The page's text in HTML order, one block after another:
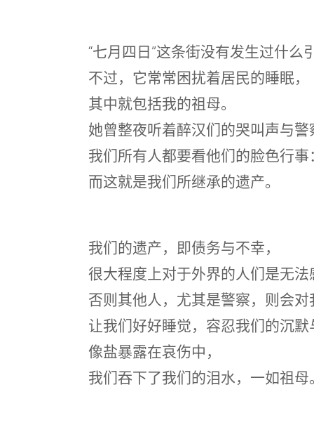
“七月四日”这条街没有发生过什么
不过，它常常困扰着居民的睡眠，
其中就包括我的祖母。
她曾整夜听着醉汉们的哭叫声与
我们所有人都要看他们的脸色行事
而这就是我们所继承的遗产。
我们的遗产，即债务与不幸，
很大程度上对于外界的人们是无法
否则其他人，尤其是警察，则会
让我们好好睡觉，容忍我们的沉默
像盐暴露在哀伤中，
我们吞下了我们的泪水，一如祖母